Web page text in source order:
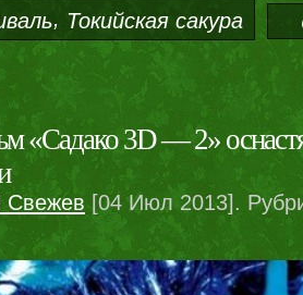
, Токийская сакура
«Садако 3D — 2»
Свежев [04 Июл 2013].